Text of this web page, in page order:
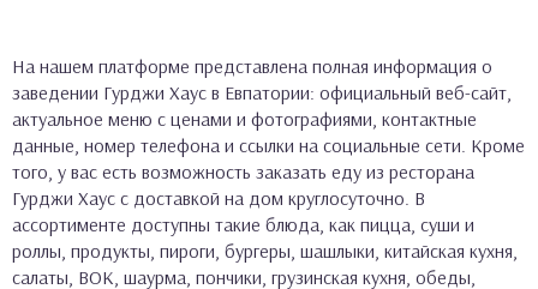
На нашем платформе представлена полная информация о
заведении Гурджи Хаус в Евпатории: официальный веб-сайт,
актуальное меню с ценами и фотографиями, контактные
данные, номер телефона и ссылки на социальные сети. Кроме
того, у вас есть возможность заказать еду из ресторана
Гурджи Хаус с доставкой на дом круглосуточно. В
ассортименте доступны такие блюда, как пицца, суши и
роллы, продукты, пироги, бургеры, шашлыки, китайская кухня,
салаты, ВОК, шаурма, пончики, грузинская кухня, обеды,